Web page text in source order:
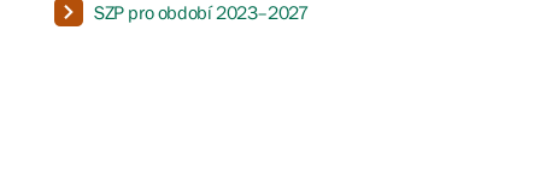
SZP pro období 2023–2027